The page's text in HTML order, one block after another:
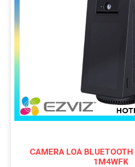
CAMERA LOA
1M4WFK